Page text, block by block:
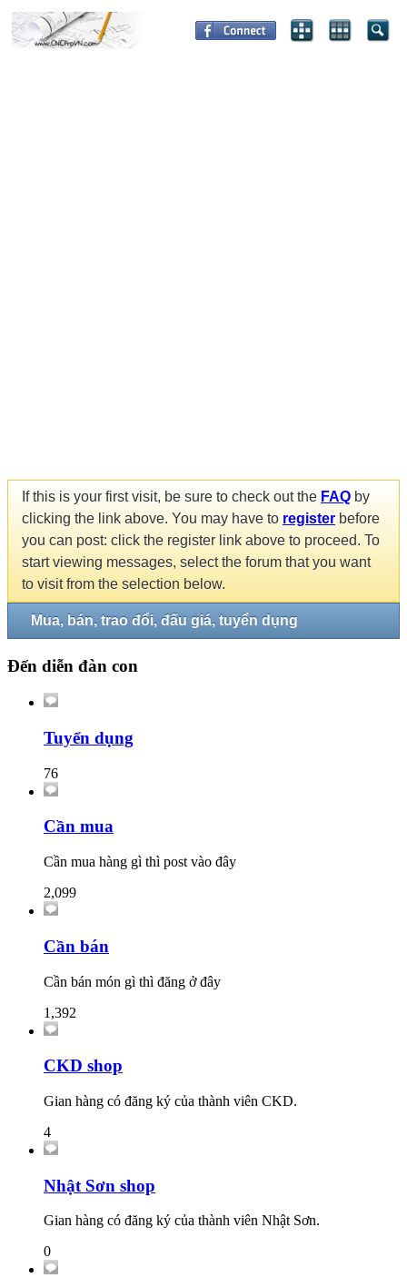
If this is your first visit, be sure to check out the FAQ by
clicking the link above. You may have to register before
you can post: click the register link above to proceed. To
start viewing messages, select the forum that you want
to visit from the selection below.
Mua, bán, trao đổi, đấu giá, tuyển dụng
Đến diễn đàn con
Tuyển dụng
76
Cần mua
Cần mua hàng gì thì post vào đây
2,099
Cần bán
Cần bán món gì thì đăng ở đây
1,392
CKD shop
Gian hàng có đăng ký của thành viên CKD.
4
Nhật Sơn shop
Gian hàng có đăng ký của thành viên Nhật Sơn.
0